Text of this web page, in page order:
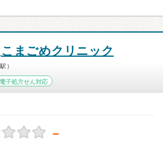
こまごめクリニック
）
電子処方せん対応
－